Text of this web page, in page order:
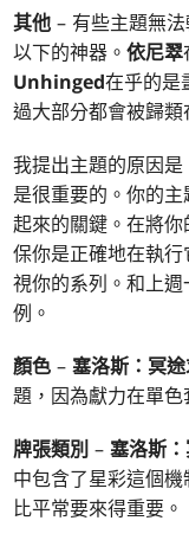
其他 – 有些主題無法
以下的神器。依尼翠
Unhinged在乎的是
過大部分都會被歸類
我提出主題的原因
是很重要的。你的
起來的關鍵。在將
保你是正確地在執
視你的系列。和上
例。
顏色 –塞洛斯：冥
題，因為獻力在單色
牌張類別 –塞洛斯
中包含了星彩這個
比平常要來得重要。